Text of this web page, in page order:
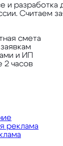
и разработка
Считаем
смета
и ИП
2 часов
реклама